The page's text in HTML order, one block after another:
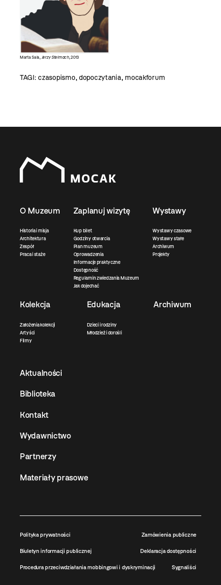
Marta Sala, Jerzy Stelmach, 2013
TAGI:czasopismo, dopoczytania, mocakforum
O Muzeum
Historia i misja
Architektura
Zespół
Praca i staże
Zaplanuj wizytę
Kup bilet
Godziny otwarcia
Plan muzeum
Oprowadzenia
Informacje praktyczne
Dostępność
Regulamin zwiedzania Muzeum
Jak dojechać
Wystawy
Wystawy czasowe
Wystawy stałe
Archiwum
Projekty
Kolekcja
Założenia kolekcji
Artyści
Filmy
Edukacja
Dzieci i rodziny
Młodzież i dorośli
Archiwum
Aktualności
Biblioteka
Kontakt
Wydawnictwo
Partnerzy
Materiały prasowe
Polityka prywatności Zamówienia publiczne
Biuletyn informacji publicznej Deklaracja dostępności
Procedura przeciwdziałania mobbingowi i dyskryminacji Sygnaliści